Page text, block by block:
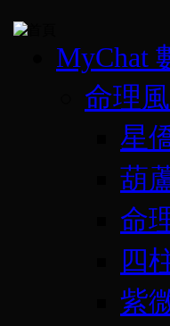
MyChat
命理
星
葫
命
四
紫